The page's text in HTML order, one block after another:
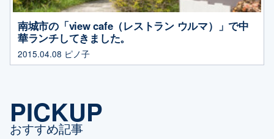
南城市の「view cafe（レストラン ウルマ）」で中
華ランチしてきました。
2015.04.08 ピノ子
PICKUP
おすすめ記事